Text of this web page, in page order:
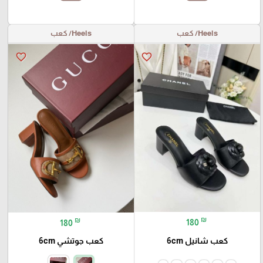
Heels/ كعب
favorite_border
180 ₪
كعب شانيل 6cm
Heels/ كعب
favorite_border
180 ₪
كعب جوتشي 6cm